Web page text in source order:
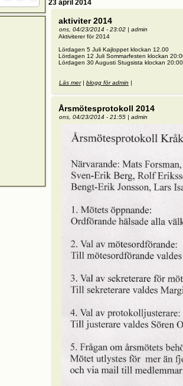
23 april 2014
aktiviter 2014
ons, 04/23/2014 - 23:02 | admin
Aktiviterer för 2014
Lördagen 5 Juli Kajloppet klockan 12.00
Lördagen 12 Juli Sommarfesten klockan
Lördagen 30 Augusti Stugsista klockan
Läs merom aktiviter 2014
| blogg för admin |
Årsmötesprotokoll 2014
ons, 04/23/2014 - 21:55 | admin